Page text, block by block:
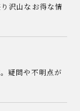
沢山なお得な情
疑問や不明点が